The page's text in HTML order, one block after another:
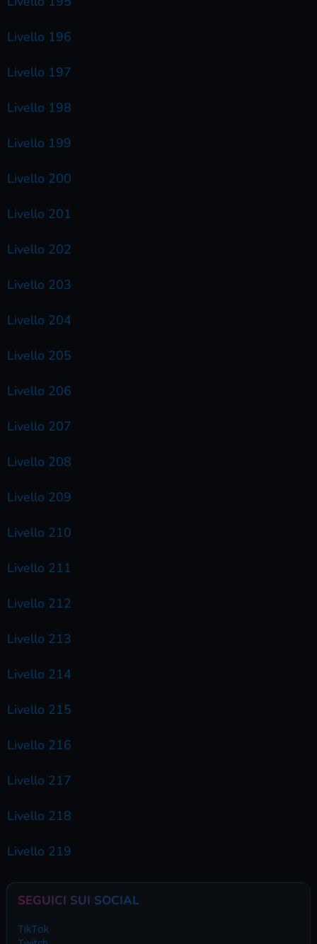
Livello 196
Livello 197
Livello 198
Livello 199
Livello 200
Livello 201
Livello 202
Livello 203
Livello 204
Livello 205
Livello 206
Livello 207
Livello 208
Livello 209
Livello 210
Livello 211
Livello 212
Livello 213
Livello 214
Livello 215
Livello 216
Livello 217
Livello 218
Livello 219
SEGUICI SUI SOCIAL
TikTok